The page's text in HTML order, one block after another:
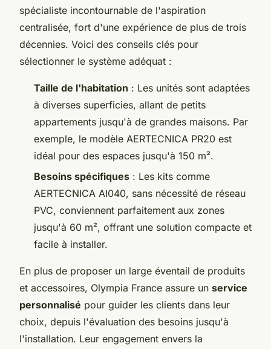
spécialiste incontournable de l'aspiration
centralisée, fort d'une expérience de plus de trois
décennies. Voici des conseils clés pour
sélectionner le système adéquat :
Taille de l'habitation : Les unités sont adaptées
à diverses superficies, allant de petits
appartements jusqu'à de grandes maisons. Par
exemple, le modèle AERTECNICA PR20 est
idéal pour des espaces jusqu'à 150 m².
Besoins spécifiques : Les kits comme
AERTECNICA AI040, sans nécessité de réseau
PVC, conviennent parfaitement aux zones
jusqu'à 60 m², offrant une solution compacte et
facile à installer.
En plus de proposer un large éventail de produits
et accessoires, Olympia France assure un service
personnalisé pour guider les clients dans leur
choix, depuis l'évaluation des besoins jusqu'à
l'installation. Leur engagement envers la